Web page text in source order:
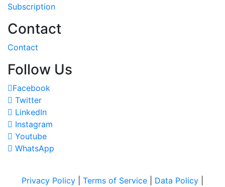
Subscription
Contact
Contact
Follow Us
Facebook
Twitter
LinkedIn
Instagram
Youtube
WhatsApp
Privacy Policy Terms of Service Data Policy